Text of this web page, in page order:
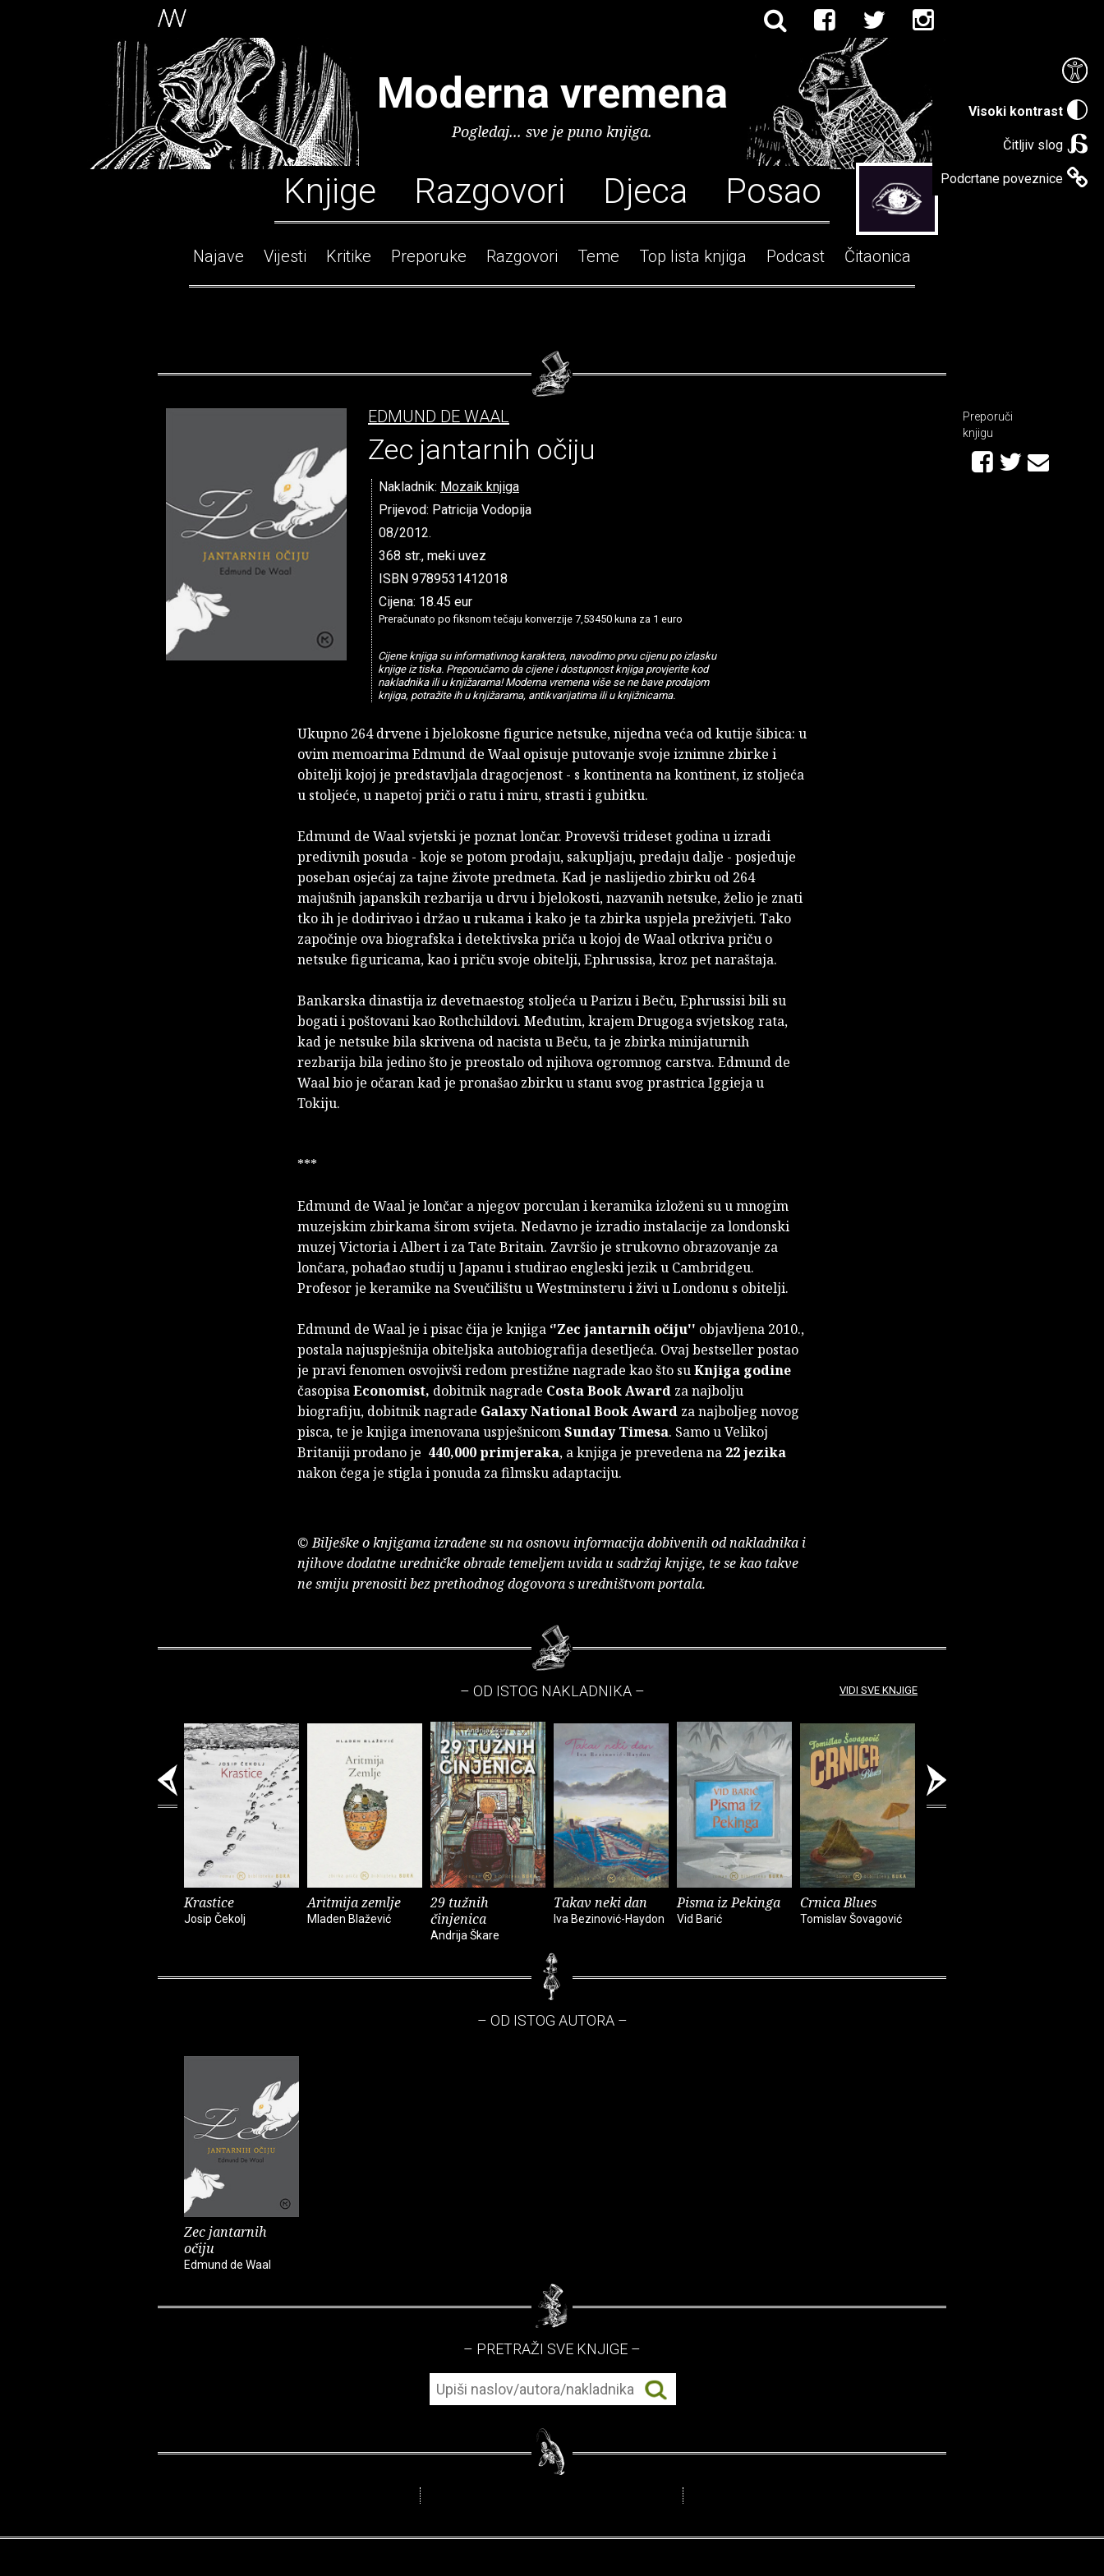
Visoki kontrast
Čitljiv slog
Podcrtane poveznice
Moderna vremena
Pogledaj... sve je puno knjiga.
Knjige Razgovori Djeca Posao
Najave Vijesti Kritike Preporuke Razgovori Teme Top lista knjiga Podcast Čitaonica
EDMUND DE WAAL
Zec jantarnih očiju
Nakladnik: Mozaik knjiga
Prijevod: Patricija Vodopija
08/2012.
368 str., meki uvez
ISBN 9789531412018
Cijena: 18.45 eur
Preračunato po fiksnom tečaju konverzije 7,53450 kuna za 1 euro
Cijene knjiga su informativnog karaktera, navodimo prvu cijenu po izlasku
knjige iz tiska. Preporučamo da cijene i dostupnost knjiga provjerite kod
nakladnika ili u knjižarama! Moderna vremena više se ne bave prodajom
knjiga, potražite ih u knjižarama, antikvarijatima ili u knjižnicama.
Ukupno 264 drvene i bjelokosne figurice netsuke, nijedna veća od kutije šibica: u
ovim memoarima Edmund de Waal opisuje putovanje svoje iznimne zbirke i
obitelji kojoj je predstavljala dragocjenost - s kontinenta na kontinent, iz stoljeća
u stoljeće, u napetoj priči o ratu i miru, strasti i gubitku.
Edmund de Waal svjetski je poznat lončar. Provevši trideset godina u izradi
predivnih posuda - koje se potom prodaju, sakupljaju, predaju dalje - posjeduje
poseban osjećaj za tajne živote predmeta. Kad je naslijedio zbirku od 264
majušnih japanskih rezbarija u drvu i bjelokosti, nazvanih netsuke, želio je znati
tko ih je dodirivao i držao u rukama i kako je ta zbirka uspjela preživjeti. Tako
započinje ova biografska i detektivska priča u kojoj de Waal otkriva priču o
netsuke figuricama, kao i priču svoje obitelji, Ephrussisa, kroz pet naraštaja.
Bankarska dinastija iz devetnaestog stoljeća u Parizu i Beču, Ephrussisi bili su
bogati i poštovani kao Rothchildovi. Međutim, krajem Drugoga svjetskog rata,
kad je netsuke bila skrivena od nacista u Beču, ta je zbirka minijaturnih
rezbarija bila jedino što je preostalo od njihova ogromnog carstva. Edmund de
Waal bio je očaran kad je pronašao zbirku u stanu svog prastrica Iggieja u
Tokiju.
***
Edmund de Waalje lončar a njegov porculan i keramika izloženi su u mnogim
muzejskim zbirkama širom svijeta. Nedavno je izradio instalacije za londonski
muzej Victoria i Albert i za Tate Britain. Završio je strukovno obrazovanje za
lončara, pohađao studij u Japanu i studirao engleski jezik u Cambridgeu.
Profesor je keramike na Sveučilištu u Westminsteru i živi u Londonu s obitelji.
Edmund de Waal je i pisac čija je knjiga ‘'Zec jantarnih očiju'' objavljena 2010.,
postala najuspješnija obiteljska autobiografija desetljeća. Ovaj bestsellerpostao
je pravi fenomen osvojivši redom prestižne nagrade kao što suKnjiga godine
časopisaEconomist, dobitnik nagrade Costa Book Award za najbolju
biografiju, dobitnik nagrade Galaxy National Book Award za najboljeg novog
pisca, te je knjiga imenovana uspješnicomSunday Timesa. Samo u Velikoj
Britaniji prodano je 440,000 primjeraka, a knjiga je prevedena na 22 jezika
nakon čega je stigla i ponuda za filmsku adaptaciju.
© Bilješke o knjigama izrađene su na osnovu informacija dobivenih od nakladnika i
njihove dodatne uredničke obrade temeljem uvida u sadržaj knjige, te se kao takve
ne smiju prenositi bez prethodnog dogovora s uredništvom portala.
Preporuči
knjigu
– OD ISTOG NAKLADNIKA –
Krastice
Josip Čekolj
Aritmija zemlje
Mladen Blažević
29 tužnih
činjenica
Andrija Škare
Takav neki dan
Iva Bezinović-Haydon
Pisma iz Pekinga
Vid Barić
Crnica Blues
Tomislav Šovagović
VIDI SVE KNJIGE
– OD ISTOG AUTORA –
Zec jantarnih
očiju
Edmund de Waal
– PRETRAŽI SVE KNJIGE –